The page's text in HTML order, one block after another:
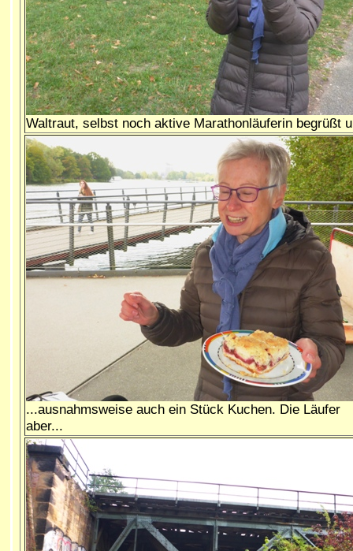
Waltraut, selbst noch aktive Marathonläuferin begrüßt
...ausnahmsweise auch ein Stück Kuchen. Die Läufer
aber...